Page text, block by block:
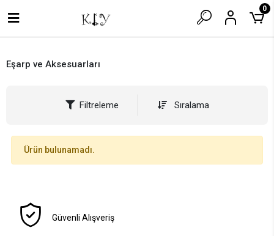
0
Eşarp ve Aksesuarları
Filtreleme Sıralama
Ürün bulunamadı.
Güvenli Alışveriş